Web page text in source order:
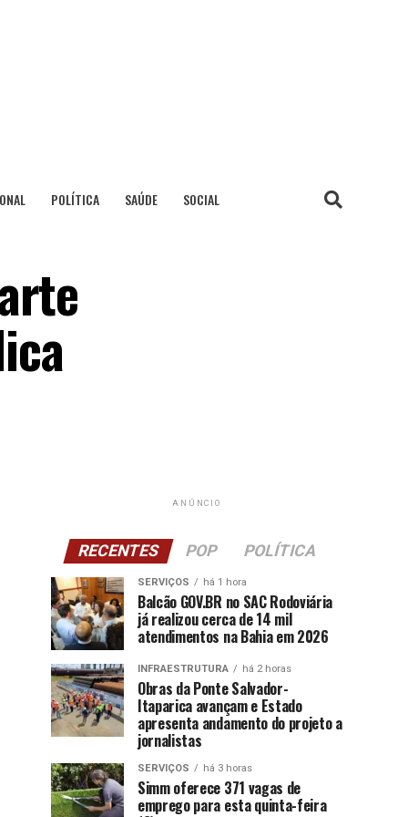
POLÍTICA SAÚDE SOCIAL
ANÚNCIO
RECENTES POP POLÍTICA
SERVIÇOS há 1 hora
Balcão GOV.BR no SAC Rodoviária
já realizou cerca de 14 mil
atendimentos na Bahia em 2026
INFRAESTRUTURA há 2 horas
Obras da Ponte Salvador-
Itaparica avançam e Estado
apresenta andamento do projeto a
jornalistas
SERVIÇOS há 3 horas
Simm oferece 371 vagas de
emprego para esta quinta-feira